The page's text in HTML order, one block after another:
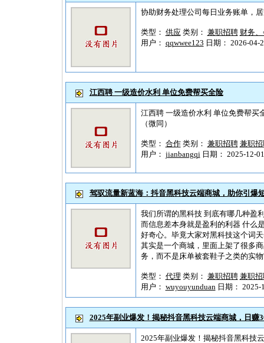
协助财务处理公司每日业务账单，
类型： 供应类别： 兼职招聘 财务
用户： qqwwee123 日期： 2026-04-
江西聘 一级造价水利 单位免费帮买全险
江西聘 一级造价水利 单位免费帮买
（微同）
类型： 合作类别： 兼职招聘 兼职招
用户： jianbangqi日期： 2025-12-
驾驭流量新蓝海：抖音黑科技云端商城，助你引爆
我们所谓的黑科技 到底有哪几种盈
而信息差本身就是盈利的利器 什么
好奇心。毕竟大家对黑科技这个词
其实是一个商城，里面上架了很多
务，而不是床单被套鞋子之类的实
类型： 代理 类别： 兼职招聘 兼职招
用户： wuyouyunduan日期： 2025-
2025年副业爆发！揭秘抖音黑科技云端商城，日赚
2025年副业爆发！揭秘抖音黑科技